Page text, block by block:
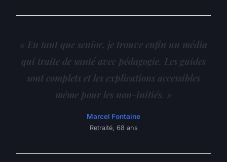
« En tant que senior, je trouve enfin un média
qui traite de santé avec pédagogie. Les guides
sont complets et les explications accessibles
même pour les non-initiés. »
Marcel Fontaine
Retraité, 68 ans